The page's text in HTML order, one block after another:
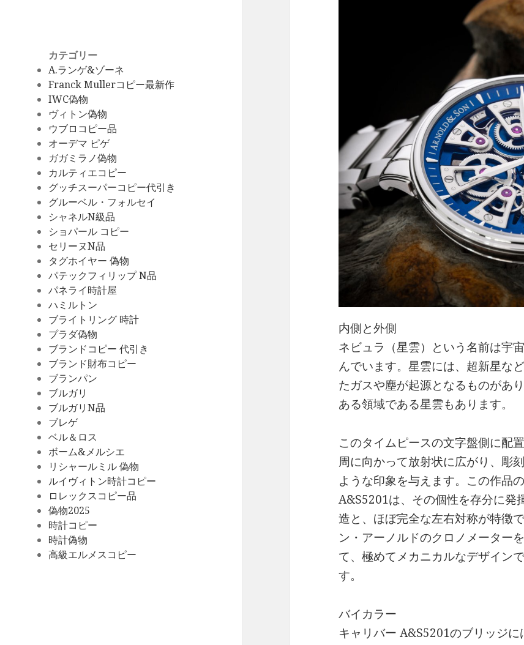
カテゴリー
A.ランゲ&ゾーネ
Franck Mullerコピー最新作
IWC偽物
ヴィトン偽物
ウブロコピー品
オーデマ ピゲ
ガガミラノ偽物
カルティエコピー
グッチスーパーコピー代引き
グルーベル・フォルセイ
シャネルN級品
ショパール コピー
セリーヌN品
タグホイヤー 偽物
パテックフィリップ N品
パネライ時計屋
ハミルトン
ブライトリング 時計
プラダ偽物
ブランドコピー 代引き
ブランド財布コピー
ブランパン
ブルガリ
ブルガリN品
ブレゲ
ベル＆ロス
ボーム&メルシエ
リシャールミル 偽物
ルイヴィトン時計コピー
ロレックスコピー品
偽物2025
時計コピー
時計偽物
高級エルメスコピー
内側と外側
ネビュラ（星雲）という名前は宇
んでいます。星雲には、超新星な
たガスや塵が起源となるものがあ
ある領域である星雲もあります。
このタイムピースの文字盤側に配
周に向かって放射状に広がり、彫
ような印象を与えます。この作品
A&S5201は、その個性を存分に発
造と、ほぼ完全な左右対称が特徴
ン・アーノルドのクロノメーター
て、極めてメカニカルなデザイン
す。
バイカラー
キャリバー A&S5201のブリッジ